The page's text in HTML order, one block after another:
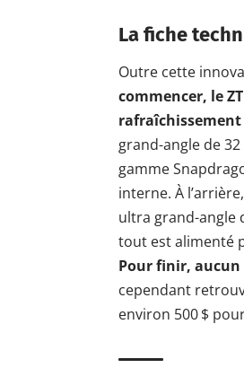
La fiche
Outre cette
commencer, le
rafraîchissement
grand-angle de
gamme
interne. À
ultra grand-angle
tout est alimenté
Pour finir, aucun
cependant
environ 500 $